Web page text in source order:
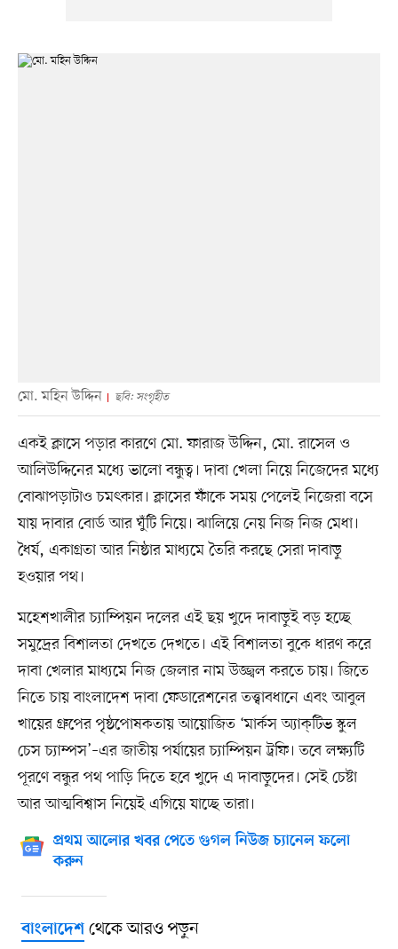
মো. মহিন উদ্দিন ছবি: সংগৃহীত
একই ক্লাসে পড়ার কারণে মো. ফারাজ উদ্দিন, মো. রাসেল ও
আলিউদ্দিনের মধ্যে ভালো বন্ধুত্ব। দাবা খেলা নিয়ে নিজেদের মধ্যে
বোঝাপড়াটাও চমৎকার। ক্লাসের ফাঁকে সময় পেলেই নিজেরা বসে
যায় দাবার বোর্ড আর ঘুঁটি নিয়ে। ঝালিয়ে নেয় নিজ নিজ মেধা।
ধৈর্য, একাগ্রতা আর নিষ্ঠার মাধ্যমে তৈরি করছে সেরা দাবাড়ু
হওয়ার পথ।
মহেশখালীর চ্যাম্পিয়ন দলের এই ছয় খুদে দাবাড়ুই বড় হচ্ছে
সমুদ্রের বিশালতা দেখতে দেখতে। এই বিশালতা বুকে ধারণ করে
দাবা খেলার মাধ্যমে নিজ জেলার নাম উজ্জ্বল করতে চায়। জিতে
নিতে চায় বাংলাদেশ দাবা ফেডারেশনের তত্ত্বাবধানে এবং আবুল
খায়ের গ্রুপের পৃষ্ঠপোষকতায় আয়োজিত ‘মার্কস অ্যাক্‌টিভ স্কুল
চেস চ্যাম্পস’–এর জাতীয় পর্যায়ের চ্যাম্পিয়ন ট্রফি। তবে লক্ষ্যটি
পূরণে বন্ধুর পথ পাড়ি দিতে হবে খুদে এ দাবাড়ুদের। সেই চেষ্টা
আর আত্মবিশ্বাস নিয়েই এগিয়ে যাচ্ছে তারা।
প্রথম আলোর খবর পেতে গুগল নিউজ চ্যানেল ফলো
করুন
বাংলাদেশথেকে আরও পড়ুন